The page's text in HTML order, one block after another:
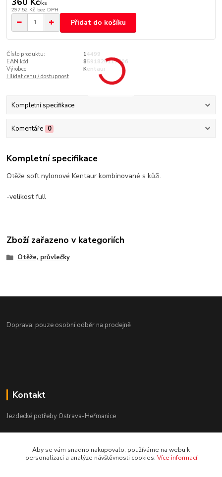
/ks
297,52 Kč bez DPH
Přidat do košíku
Číslo produktu:
14499
EAN kód:
8591825117506
Výrobce:
Kentaur
Hlídat cenu / dostupnost
Kompletní specifikace
Komentáře 0
Kompletní specifikace
Otěže soft nylonové Kentaur kombinované s kůži.
-velikost full
Zboží zařazeno v kategoriích
Otěže, průvlečky
Doprava: pouze osobní odběr na prodejně
Kontakt
Jezdecké potřeby Ostrava-Heřmanice
Po-Pá 9:30 - 17:30
Aby se vám snadno nakupovalo, používáme na webu k
personalizaci a analýze návštěvnosti cookies. Více informací